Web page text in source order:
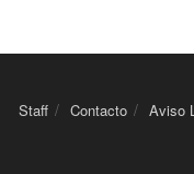
Staff Contacto Aviso